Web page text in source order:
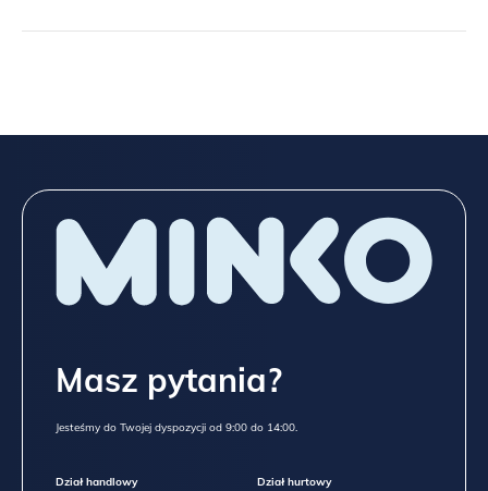
Masz pytania?
Jesteśmy do Twojej dyspozycji od 9:00 do 14:00.
Dział handlowy Dział hurtowy